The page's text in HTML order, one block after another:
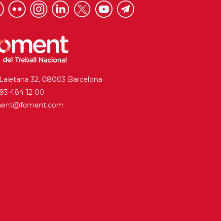
32, 08003 Barcelona
484 12 00